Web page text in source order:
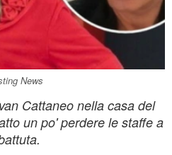
News
Cattaneo nella casa del
un po' perdere le staffe a